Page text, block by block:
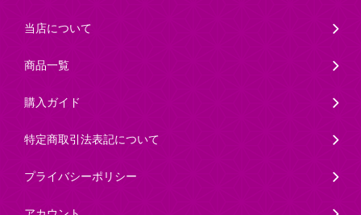
当店について
商品一覧
購入ガイド
特定商取引法表記について
プライバシーポリシー